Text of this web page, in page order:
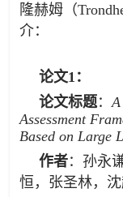
隆赫姆（
介：
论文1：
论文标题：
Assessment
Based on Large
作者：孙永
恒，张圣林，